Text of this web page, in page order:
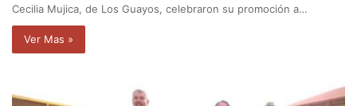
Cecilia Mujica, de Los Guayos, celebraron su promoción a…
Ver Mas »